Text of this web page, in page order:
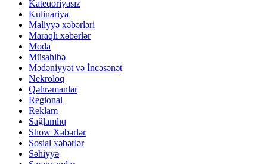
Kateqoriyasız
Kulinariya
Maliyyə xəbərləri
Maraqlı xəbərlər
Moda
Müsahibə
Mədəniyyət və İncəsənət
Nekroloq
Qəhrəmanlar
Regional
Reklam
Sağlamlıq
Show Xəbərlər
Sosial xəbərlər
Səhiyyə